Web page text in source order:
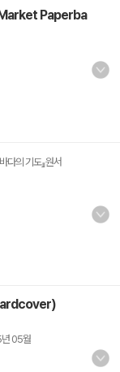
Paperba
다의 기도』원서
05월